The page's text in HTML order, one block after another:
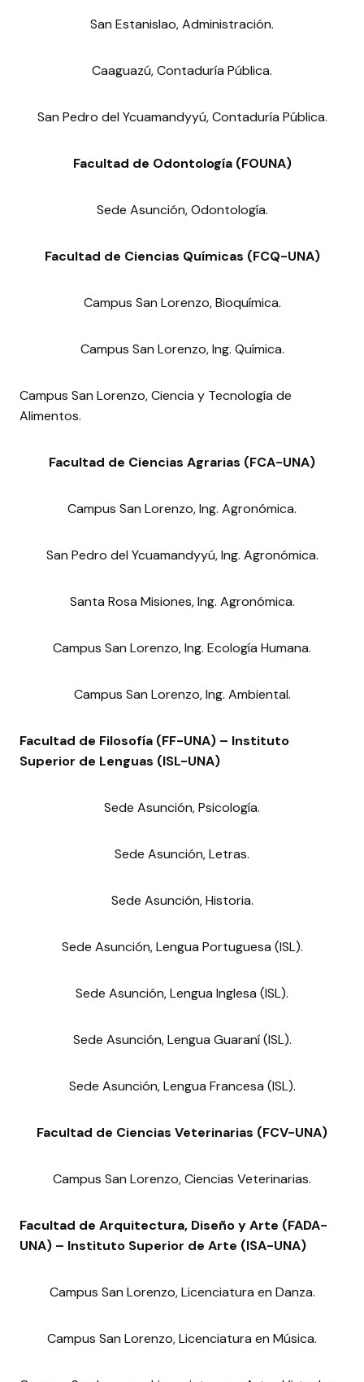
San Estanislao, Administración.
Caaguazú, Contaduría Pública.
San Pedro del Ycuamandyyú, Contaduría Pública.
Facultad de Odontología (FOUNA)
Sede Asunción, Odontología.
Facultad de Ciencias Químicas (FCQ-UNA)
Campus San Lorenzo, Bioquímica.
Campus San Lorenzo, Ing. Química.
Campus San Lorenzo, Ciencia y Tecnología de
Alimentos.
Facultad de Ciencias Agrarias (FCA-UNA)
Campus San Lorenzo, Ing. Agronómica.
San Pedro del Ycuamandyyú, Ing. Agronómica.
Santa Rosa Misiones, Ing. Agronómica.
Campus San Lorenzo, Ing. Ecología Humana.
Campus San Lorenzo, Ing. Ambiental.
Facultad de Filosofía (FF-UNA) – Instituto
Superior de Lenguas (ISL-UNA)
Sede Asunción, Psicología.
Sede Asunción, Letras.
Sede Asunción, Historia.
Sede Asunción, Lengua Portuguesa (ISL).
Sede Asunción, Lengua Inglesa (ISL).
Sede Asunción, Lengua Guaraní (ISL).
Sede Asunción, Lengua Francesa (ISL).
Facultad de Ciencias Veterinarias (FCV-UNA)
Campus San Lorenzo, Ciencias Veterinarias.
Facultad de Arquitectura, Diseño y Arte (FADA-
UNA) – Instituto Superior de Arte (ISA-UNA)
Campus San Lorenzo, Licenciatura en Danza.
Campus San Lorenzo, Licenciatura en Música.